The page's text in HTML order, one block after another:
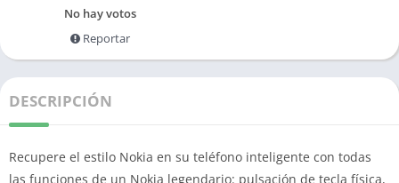
No hay votos
Reportar
DESCRIPCIÓN
Recupere el estilo Nokia en su teléfono inteligente con todas
las funciones de un Nokia legendario: pulsación de tecla física,